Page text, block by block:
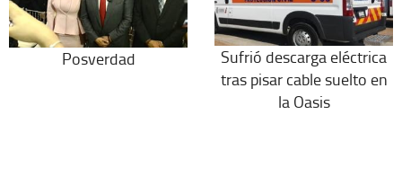
Posverdad
Sufrió descarga eléctrica
tras pisar cable suelto en
la Oasis